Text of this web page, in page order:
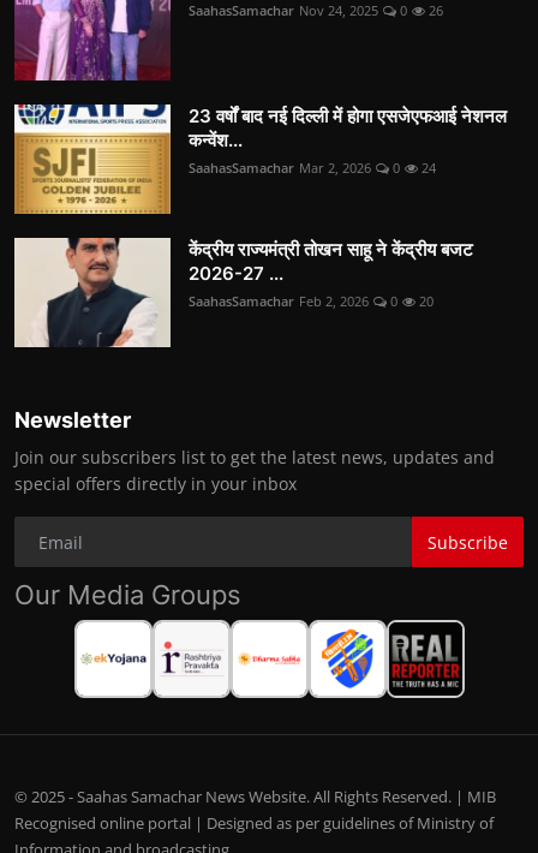
SaahasSamachar Nov 24, 2025 0 26
23 वर्षों बाद नई दिल्ली में होगा एसजेएफआई नेशनल
कन्वेंश...
SaahasSamachar Mar 2, 2026 0 24
केंद्रीय राज्यमंत्री तोखन साहू ने केंद्रीय बजट
2026-27 ...
SaahasSamachar Feb 2, 2026 0 20
Newsletter
Join our subscribers list to get the latest news, updates and
special offers directly in your inbox
Subscribe
Our Media Groups
© 2025 - Saahas Samachar News Website. All Rights Reserved. | MIB
Recognised online portal | Designed as per guidelines of Ministry of